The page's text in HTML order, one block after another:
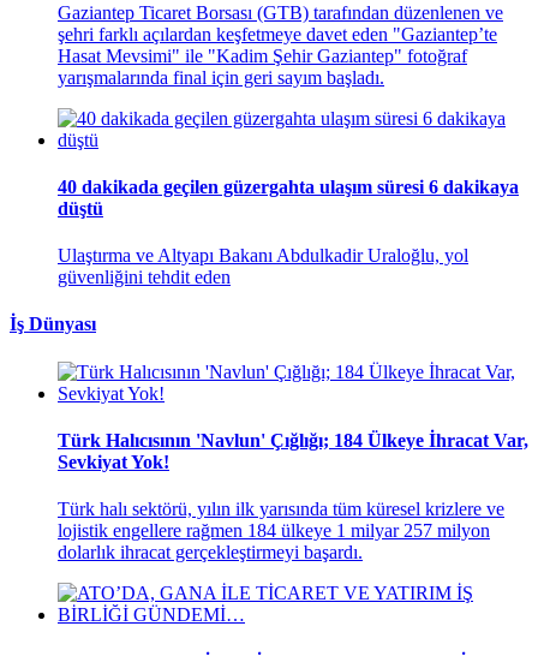
Gaziantep Ticaret Borsası (GTB) tarafından düzenlenen ve
şehri farklı açılardan keşfetmeye davet eden "Gaziantep’te
Hasat Mevsimi" ile "Kadim Şehir Gaziantep" fotoğraf
yarışmalarında final için geri sayım başladı.
40 dakikada geçilen güzergahta ulaşım süresi 6 dakikaya
düştü
Ulaştırma ve Altyapı Bakanı Abdulkadir Uraloğlu, yol
güvenliğini tehdit eden
İş Dünyası
Türk Halıcısının 'Navlun' Çığlığı; 184 Ülkeye İhracat Var,
Sevkiyat Yok!
Türk halı sektörü, yılın ilk yarısında tüm küresel krizlere ve
lojistik engellere rağmen 184 ülkeye 1 milyar 257 milyon
dolarlık ihracat gerçekleştirmeyi başardı.